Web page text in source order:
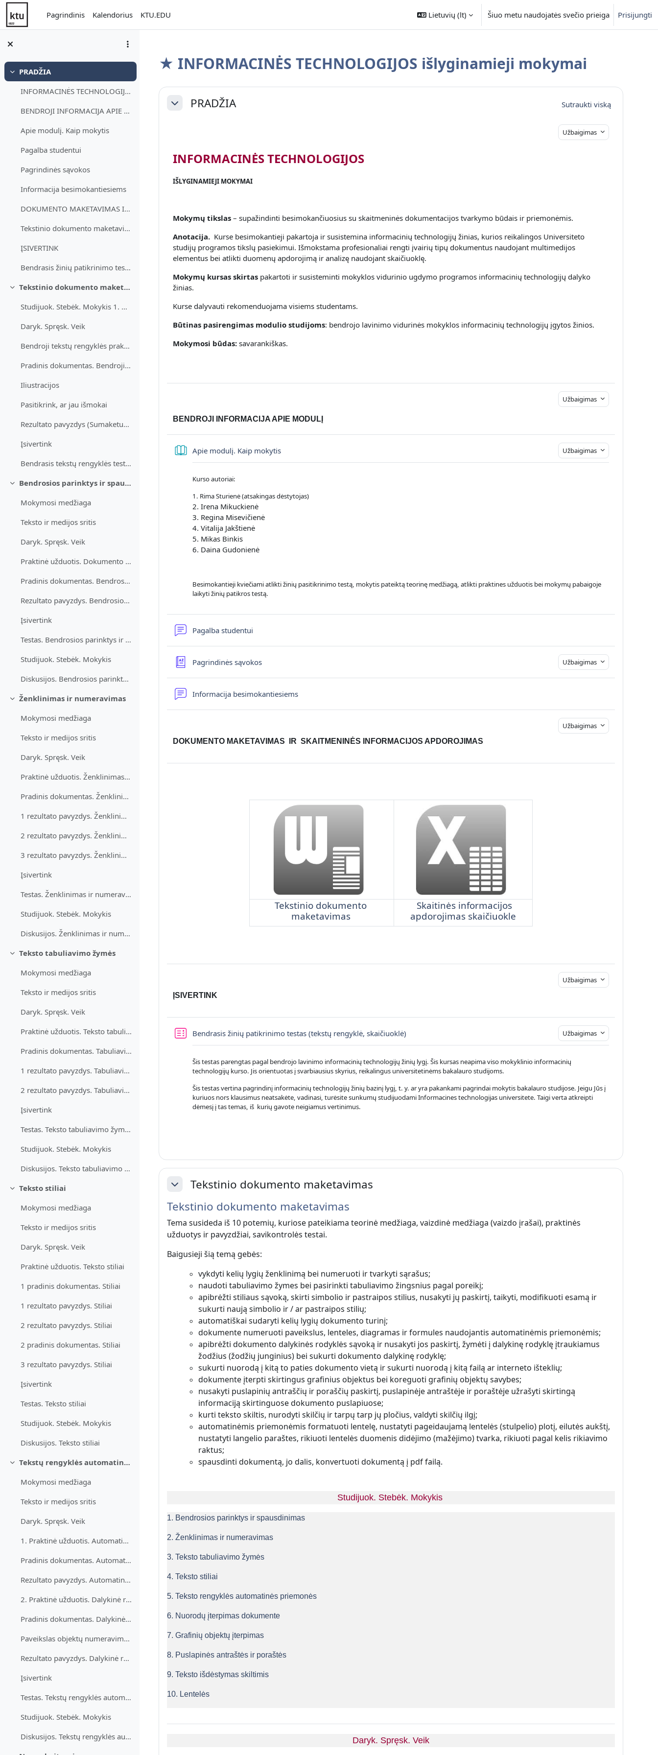
Pereiti į pagrindinį turinį
Pagrindinis
Kalendorius KTU.EDU Lietuvių ‎(lt)‎ Šiuo metu naudojatės svečio prieiga Prisijungti
Sutraukti
PRADŽIA
INFORMACINĖS TECHNOLOGIJOS IŠLYGINAMIEJI MOKYMAIMo...
BENDROJI INFORMACIJA APIE MODULĮ
Apie modulį. Kaip mokytis
Pagalba studentui
Pagrindinės sąvokos
Informacija besimokantiesiems
DOKUMENTO MAKETAVIMAS IR SKAITMENINĖS INFORMACIJOS...
Tekstinio dokumento maketavimas Skaitinės informac...
ĮSIVERTINK
Bendrasis žinių patikrinimo testas (tekstų rengyklė, skaičiuoklė)
Sutraukti
Tekstinio dokumento maketavimas
Studijuok. Stebėk. Mokykis 1. Bendrosios parinktys...
Daryk. Spręsk. Veik
Bendroji tekstų rengyklės praktinė užduotis.
Pradinis dokumentas. Bendroji tekstų rengyklės praktinė užduotis
Iliustracijos
Pasitikrink, ar jau išmokai
Rezultato pavyzdys (Sumaketuotas dokumentas)
Įsivertink
Bendrasis tekstų rengyklės testas.
Sutraukti
Bendrosios parinktys ir spausdinimas
Mokymosi medžiaga
Teksto ir medijos sritis
Daryk. Spręsk. Veik
Praktinė užduotis. Dokumento parinktys ir spausdinimas
Pradinis dokumentas. Bendrosios parinktys ir spausdinimas
Rezultato pavyzdys. Bendrosios parinktys ir spausdinimas
Įsivertink
Testas. Bendrosios parinktys ir spausdinimas
Studijuok. Stebėk. Mokykis
Diskusijos. Bendrosios parinktys ir spausdinimas
Sutraukti
Ženklinimas ir numeravimas
Mokymosi medžiaga
Teksto ir medijos sritis
Daryk. Spręsk. Veik
Praktinė užduotis. Ženklinimas ir numeravimas
Pradinis dokumentas. Ženklinimas ir numeravimas
1 rezultato pavyzdys. Ženklinimas ir numeravimas
2 rezultato pavyzdys. Ženklinimas ir numeravimas
3 rezultato pavyzdys. Ženklinimas ir numeravimas
Įsivertink
Testas. Ženklinimas ir numeravimas
Studijuok. Stebėk. Mokykis
Diskusijos. Ženklinimas ir numeravimas
Sutraukti
Teksto tabuliavimo žymės
Mokymosi medžiaga
Teksto ir medijos sritis
Daryk. Spręsk. Veik
Praktinė užduotis. Teksto tabuliavimo žymės
Pradinis dokumentas. Tabuliavimas
1 rezultato pavyzdys. Tabuliavimo žymės
2 rezultato pavyzdys. Tabuliavimo žymės
Įsivertink
Testas. Teksto tabuliavimo žymės
Studijuok. Stebėk. Mokykis
Diskusijos. Teksto tabuliavimo žymės
Sutraukti
Teksto stiliai
Mokymosi medžiaga
Teksto ir medijos sritis
Daryk. Spręsk. Veik
Praktinė užduotis. Teksto stiliai
1 pradinis dokumentas. Stiliai
1 rezultato pavyzdys. Stiliai
2 rezultato pavyzdys. Stiliai
2 pradinis dokumentas. Stiliai
3 rezultato pavyzdys. Stiliai
Įsivertink
Testas. Teksto stiliai
Studijuok. Stebėk. Mokykis
Diskusijos. Teksto stiliai
Sutraukti
Tekstų rengyklės automatinės priemonės
Mokymosi medžiaga
Teksto ir medijos sritis
Daryk. Spręsk. Veik
1. Praktinė užduotis. Automatinis turinys
Pradinis dokumentas. Automatinis turinys
Rezultato pavyzdys. Automatinis turinys
2. Praktinė užduotis. Dalykinė rodyklė ir objektų numeravimas
Pradinis dokumentas. Dalykinė rodyklė ir objektų numeravimas
Paveikslas objektų numeravimui. Dalykinė rodyklė ir objektų numeravimas
Rezultato pavyzdys. Dalykinė rodyklė ir objektų numeravimas
Įsivertink
Testas. Tekstų rengyklės automatinės priemonės
Studijuok. Stebėk. Mokykis
Diskusijos. Tekstų rengyklės automatinės priemonės
★ INFORMACINĖS TECHNOLOGIJOS išlyginamieji mokymai
Dalies kontūras
SutrauktiPRADŽIA Sutraukti viską
Užbaigimas
INFORMACINĖS TECHNOLOGIJOS
IŠLYGINAMIEJI MOKYMAI
Mokymų tikslas – supažindinti besimokančiuosius su skaitmeninės dokumentacijos tvarkymo būdais ir priemonėmis.
Anotacija. Kurse besimokantieji pakartoja ir susistemina informacinių technologijų žinias, kurios reikalingos Universiteto
studijų programos tikslų pasiekimui. Išmokstama profesionaliai rengti įvairių tipų dokumentus naudojant multimedijos
elementus bei atlikti duomenų apdorojimą ir analizę naudojant skaičiuoklę.
Mokymų kursas skirtas pakartoti ir susisteminti mokyklos vidurinio ugdymo programos informacinių technologijų dalyko
žinias.
Kurse dalyvauti rekomenduojama visiems studentams.
Būtinas pasirengimas modulio studijoms: bendrojo lavinimo vidurinės mokyklos informacinių technologijų įgytos žinios.
Mokymosi būdas: savarankiškas.
Užbaigimas
BENDROJI INFORMACIJA APIE MODULĮ
Apie modulį. Kaip mokytisKnyga Užbaigimas
Kurso autoriai:
1. Rima Sturienė (atsakingas dėstytojas)
2. Irena Mikuckienė
3. Regina Misevičienė
4. Vitalija Jakštienė
5. Mikas Binkis
6. Daina Gudonienė
Besimokantieji kviečiami atlikti žinių pasitikrinimo testą, mokytis pateiktą teorinę medžiagą, atlikti praktines užduotis bei mokymų pabaigoje
laikyti žinių patikros testą.
Pagalba studentui
Pagrindinės sąvokosŽodynas Užbaigimas
Informacija besimokantiesiems
Užbaigimas
DOKUMENTO MAKETAVIMAS  IR  SKAITMENINĖS INFORMACIJOS APDOROJIMAS
Tekstinio dokumento
maketavimas
Skaitinės informacijos
apdorojimas skaičiuokle
Užbaigimas
ĮSIVERTINK
Bendrasis žinių patikrinimo testas (tekstų rengyklė, skaičiuoklė) Užbaigimas
Šis testas parengtas pagal bendrojo lavinimo informacinių technologijų žinių lygį. Šis kursas neapima viso mokyklinio informacinių
technologijų kurso. Jis orientuotas į svarbiausius skyrius, reikalingus universitetinėms bakalauro studijoms.
Šis testas vertina pagrindinį informacinių technologijų žinių bazinį lygį, t. y. ar yra pakankami pagrindai mokytis bakalauro studijose. Jeigu Jūs į
kuriuos nors klausimus neatsakėte, vadinasi, turėsite sunkumų studijuodami Informacines technologijas universitete. Taigi verta atkreipti
dėmesį į tas temas, iš kurių gavote neigiamus vertinimus.
SutrauktiTekstinio dokumento maketavimas
Tekstinio dokumento maketavimas
Tema susideda iš 10 potemių, kuriose pateikiama teorinė medžiaga, vaizdinė medžiaga (vaizdo įrašai), praktinės
užduotys ir pavyzdžiai, savikontrolės testai.
Baigusieji šią temą gebės:
vykdyti kelių lygių ženklinimą bei numeruoti ir tvarkyti sąrašus;
naudoti tabuliavimo žymes bei pasirinkti tabuliavimo žingsnius pagal poreikį;
apibrėžti stiliaus sąvoką, skirti simbolio ir pastraipos stilius, nusakyti jų paskirtį, taikyti, modifikuoti esamą ir
sukurti naują simbolio ir / ar pastraipos stilių;
automatiškai sudaryti kelių lygių dokumento turinį;
dokumente numeruoti paveikslus, lenteles, diagramas ir formules naudojantis automatinėmis priemonėmis;
apibrėžti dokumento dalykinės rodyklės sąvoką ir nusakyti jos paskirtį, žymėti į dalykinę rodyklę įtraukiamus
žodžius (žodžių junginius) bei sukurti dokumento dalykinę rodyklę;
sukurti nuorodą į kitą to paties dokumento vietą ir sukurti nuorodą į kitą failą ar interneto išteklių;
dokumente įterpti skirtingus grafinius objektus bei koreguoti grafinių objektų savybes;
nusakyti puslapinių antraščių ir poraščių paskirtį, puslapinėje antraštėje ir poraštėje užrašyti skirtingą
informaciją skirtinguose dokumento puslapiuose;
kurti teksto skiltis, nurodyti skilčių ir tarpų tarp jų pločius, valdyti skilčių ilgį;
automatinėmis priemonėmis formatuoti lentelę, nustatyti pageidaujamą lentelės (stulpelio) plotį, eilutės aukštį,
nustatyti langelio paraštes, rikiuoti lentelės duomenis didėjimo (mažėjimo) tvarka, rikiuoti pagal kelis rikiavimo
raktus;
spausdinti dokumentą, jo dalis, konvertuoti dokumentą į pdf failą.
Studijuok. Stebėk. Mokykis
1. Bendrosios parinktys ir spausdinimas
2. Ženklinimas ir numeravimas
3. Teksto tabuliavimo žymės
4. Teksto stiliai
5. Teksto rengyklės automatinės priemonės
6. Nuorodų įterpimas dokumente
7. Grafinių objektų įterpimas
8. Puslapinės antraštės ir poraštės
9. Teksto išdėstymas skiltimis
10. Lentelės
Daryk. Spręsk. Veik